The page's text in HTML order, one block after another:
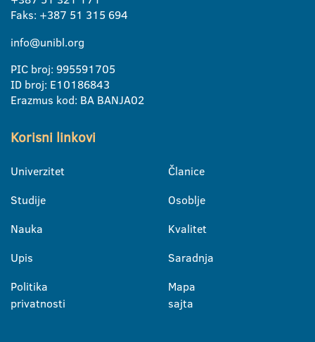
Faks: +387 51 315 694
info@unibl.org
PIC broj: 995591705
ID broj: E10186843
Erazmus kod: BA BANJA02
Korisni linkovi
Univerzitet
Studije
Nauka
Upis
Politika
privatnosti
Članice
Osoblje
Kvalitet
Saradnja
Mapa
sajta